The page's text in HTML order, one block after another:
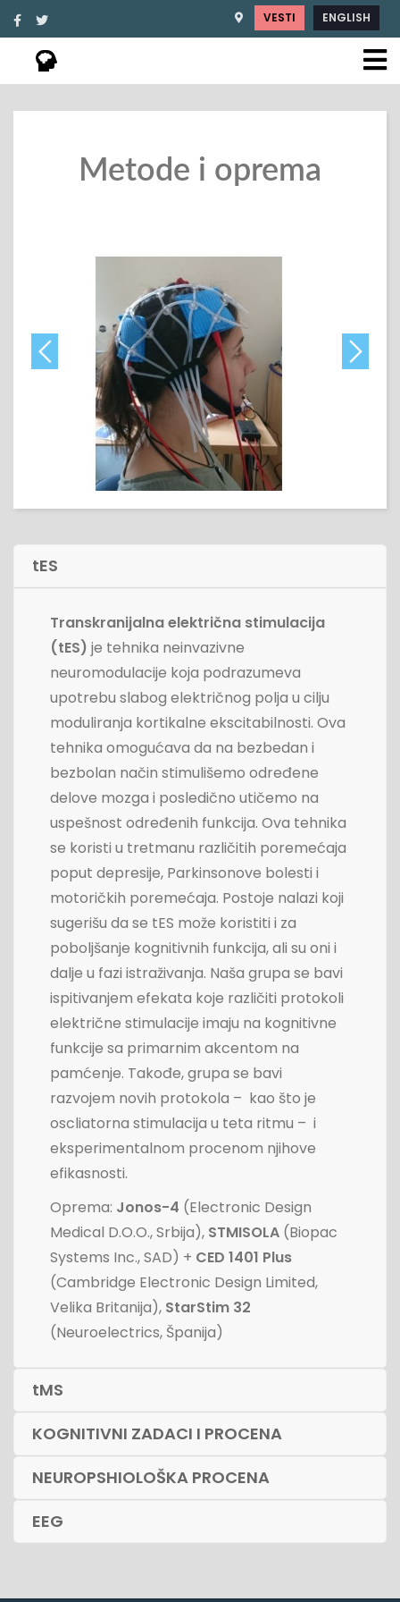
VESTI ENGLISH
Metode i oprema
tES
Transkranijalna električna stimulacija
(tES) je tehnika neinvazivne
neuromodulacije koja podrazumeva
upotrebu slabog električnog polja u cilju
moduliranja kortikalne ekscitabilnosti. Ova
tehnika omogućava da na bezbedan i
bezbolan način stimulišemo određene
delove mozga i posledično utičemo na
uspešnost određenih funkcija. Ova tehnika
se koristi u tretmanu različitih poremećaja
poput depresije, Parkinsonove bolesti i
motoričkih poremećaja. Postoje nalazi koji
sugerišu da se tES može koristiti i za
poboljšanje kognitivnih funkcija, ali su oni i
dalje u fazi istraživanja. Naša grupa se bavi
ispitivanjem efekata koje različiti protokoli
električne stimulacije imaju na kognitivne
funkcije sa primarnim akcentom na
pamćenje. Takođe, grupa se bavi
razvojem novih protokola – kao što je
oscliatorna stimulacija u teta ritmu – i
eksperimentalnom procenom njihove
efikasnosti.
Oprema: Jonos-4 (Electronic Design
Medical D.O.O., Srbija), STMISOLA (Biopac
Systems Inc., SAD) + CED 1401 Plus
(Cambridge Electronic Design Limited,
Velika Britanija), StarStim 32
(Neuroelectrics, Španija)
tMS
KOGNITIVNI ZADACI I PROCENA
NEUROPSHIOLOŠKA PROCENA
EEG